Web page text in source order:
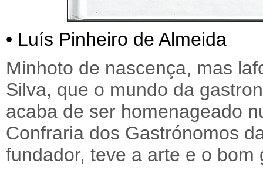
• Luís Pinheiro de Almeida
Minhoto de nascença, mas
Silva, que o mundo da
acaba de ser homenageado
Confraria dos Gastrónomos
fundador, teve a arte e o bom